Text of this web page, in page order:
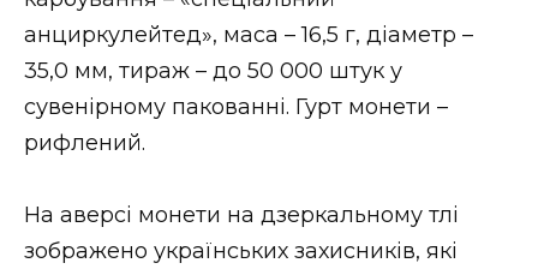
ВІДЕО
анциркулейтед», маса – 16,5 г, діаметр –
35,0 мм, тираж – до 50 000 штук у
сувенірному пакованні. Гурт монети –
рифлений.
На аверсі монети на дзеркальному тлі
зображено українських захисників, які